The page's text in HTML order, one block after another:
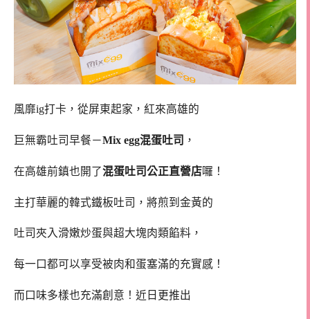
風靡ig打卡，從屏東起家，紅來高雄的
巨無霸吐司早餐－Mix egg混蛋吐司 ，
在高雄前鎮也開了混蛋吐司公正直營店囉！
主打華麗的韓式鐵板吐司，將煎到金黃的
吐司夾入滑嫩炒蛋與超大塊肉類餡料，
每一口都可以享受被肉和蛋塞滿的充實感！
而口味多樣也充滿創意！近日更推出